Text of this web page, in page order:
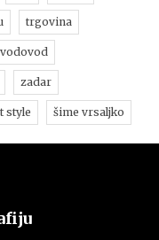
trgovina
vodovod
zadar
style šime vrsaljko